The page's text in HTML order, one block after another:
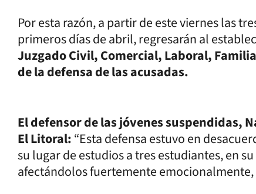
Por esta razón, a partir de este viernes las
primeros días de abril, regresarán al
Juzgado Civil, Comercial, Laboral,
de la defensa de las acusadas.
El defensor de las jóvenes suspendidas,
El Litoral:“Esta defensa estuvo en
su lugar de estudios a tres estudiantes, en
afectándolos fuertemente emocionalmente,